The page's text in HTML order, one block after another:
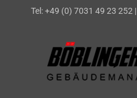
Tel: +49 (0) 7031 49 23 252|